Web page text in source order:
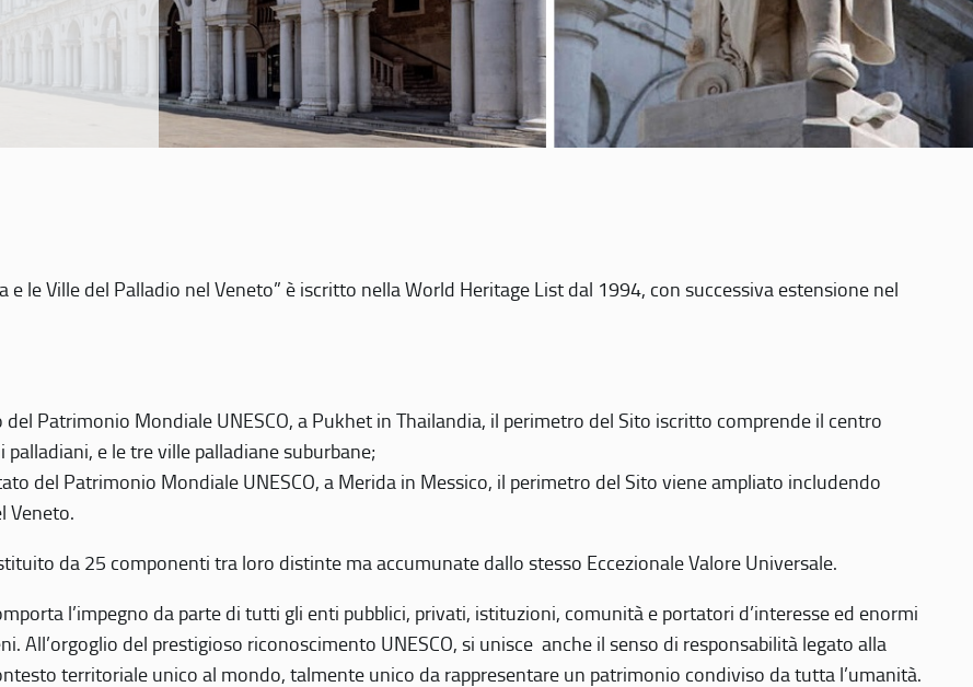
e le Ville del Palladio nel Veneto” è iscritto nella World Heritage List dal 1994, con successiva estensione nel
Patrimonio Mondiale UNESCO, a Pukhet in Thailandia, il perimetro del Sito iscritto comprende il centro
e le tre ville palladiane suburbane;
del Patrimonio Mondiale UNESCO, a Merida in Messico, il perimetro del Sito viene ampliato includendo
Veneto.
da 25 componenti tra loro distinte ma accumunate dallo stesso Eccezionale Valore Universale.
l’impegno da parte di tutti gli enti pubblici, privati, istituzioni, comunità e portatori d’interesse ed enormi
All’orgoglio del prestigioso riconoscimento UNESCO, si unisce anche il senso di responsabilità legato alla
territoriale unico al mondo, talmente unico da rappresentare un patrimonio condiviso da tutta l’umanità.